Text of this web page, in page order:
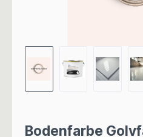
Bodenfarbe